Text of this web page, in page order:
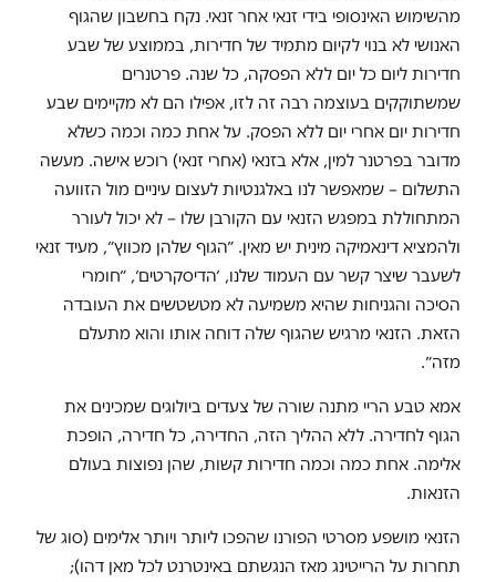
מהשימוש האינסופי בידי זנאי אחר זנאי. נקח בחשבון שהגוף
האנושי לא בנוי לקיום מתמיד של חדירות, בממוצע של שבע
חדירות ליום כל יום ללא הפסקה, כל שנה. פרטנרים
שמשתוקקים בעוצמה רבה זה לזו, אפילו הם לא מקיימים שבע
חדירות יום אחרי יום ללא הפסק. על אחת כמה וכמה כשלא
מדובר בפרטנר למין, אלא בזנאי (אחרי זנאי) רוכש אישה. מעשה
התשלום – שמאפשר לנו באלגנטיות לעצום עיניים מול הזוועה
המתחוללת במפגש הזנאי עם הקורבן שלו – לא יכול לעורר
ולהמציא דינאמיקה מינית יש מאין. ״הגוף שלהן מכווץ״, מעיד זנאי
לשעבר שיצר קשר עם העמוד שלנו, ׳הדיסקרטים׳, ״חומרי
הסיכה והגניחות שהיא משמיעה לא מטשטשים את העובדה
הזאת. הזנאי מרגיש שהגוף שלה דוחה אותו והוא מתעלם
מזה״.
אמא טבע הריי מתנה שורה של צעדים ביולוגים שמכינים את
הגוף לחדירה. ללא ההליך הזה, החדירה, כל חדירה, הופכת
אלימה. אחת כמה וכמה חדירות קשות, שהן נפוצות בעולם
הזנאות.
הזנאי מושפע מסרטי הפורנו שהפכו ליותר ויותר אלימים (סוג של
תחרות על הרייטינג מאז הנגשתם באינטרנט לכל מאן דהו);